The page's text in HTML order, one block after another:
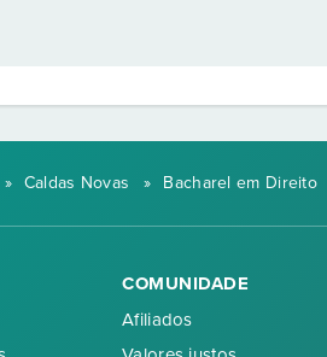
» Caldas Novas » Bacharel em Direito
COMUNIDADE
Afiliados